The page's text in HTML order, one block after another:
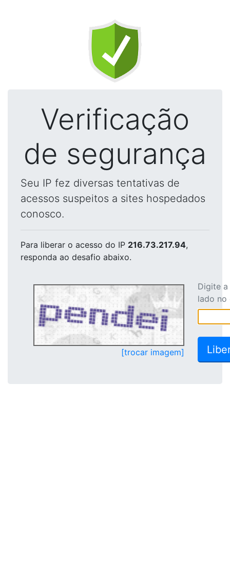
Verificação
de segurança
Seu IP fez diversas tentativas de
acessos suspeitos a sites hospedados
conosco.
Para liberar o acesso do IP 216.73.217.94,
responda ao desafio abaixo.
[trocar imagem]
Digite
lado no